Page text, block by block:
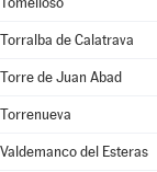
Torralba de Calatrava
Torre de Juan Abad
Torrenueva
Valdemanco del Esteras